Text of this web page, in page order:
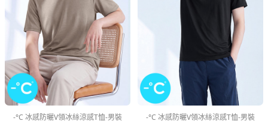
-°C 冰感防曬V領冰絲涼感T恤-男裝
-°C 冰感防曬V領冰絲涼感T恤-男裝